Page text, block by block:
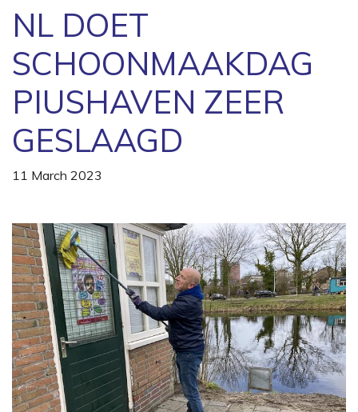
NL DOET
SCHOONMAAKDAG
PIUSHAVEN ZEER
GESLAAGD
11 March 2023